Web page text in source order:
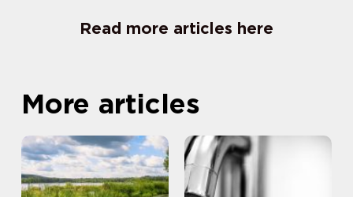
Read more articles here
More articles